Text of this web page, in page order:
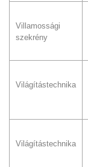
Villamossági
szekrény
Világítástechnika
Világítástechnika